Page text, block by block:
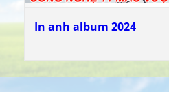
In anh album 2024